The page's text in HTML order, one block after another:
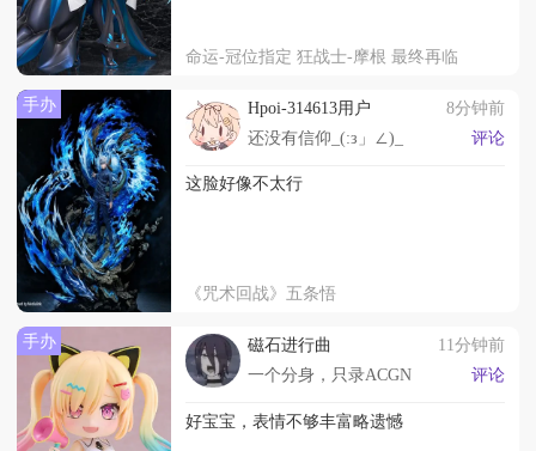
命运-冠位指定 狂战士-摩根 最终再临
手办 Hpoi-314613用户
8分钟前
还没有信仰_(:з」∠)_
评论
这脸好像不太行
《咒术回战》五条悟
手办 磁石进行曲
11分钟前
一个分身，只录ACGN
评论
好宝宝，表情不够丰富略遗憾